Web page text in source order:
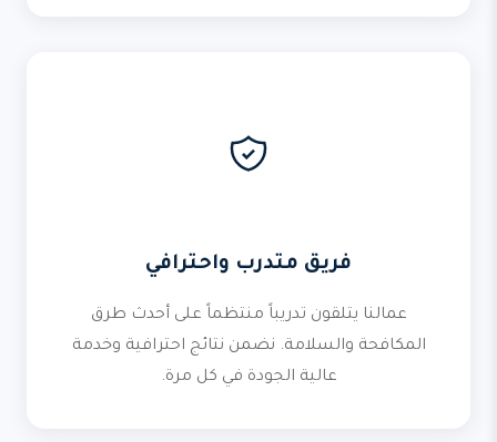
فريق متدرب واحترافي
عمالنا يتلقون تدريباً منتظماً على أحدث طرق
المكافحة والسلامة. نضمن نتائج احترافية وخدمة
عالية الجودة في كل مرة.